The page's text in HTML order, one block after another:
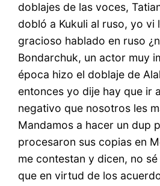
doblajes de las voces,
dobló a Kukuli al ruso, yo vi
gracioso hablado en ruso
Bondarchuk, un actor muy
época hizo el doblaje de
entonces yo dije hay que ir
negativo que nosotros les
Mandamos a hacer un dup
procesaron sus copias en
me contestan y dicen, no
que en virtud de los